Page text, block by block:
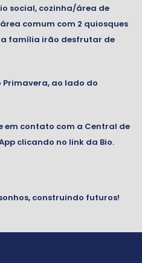
social, cozinha/área de
comum com 2 quiosques
a família irão desfrutar de
Primavera, ao lado do
em contato com a Central de
clicando no link da Bio.
construindo futuros!